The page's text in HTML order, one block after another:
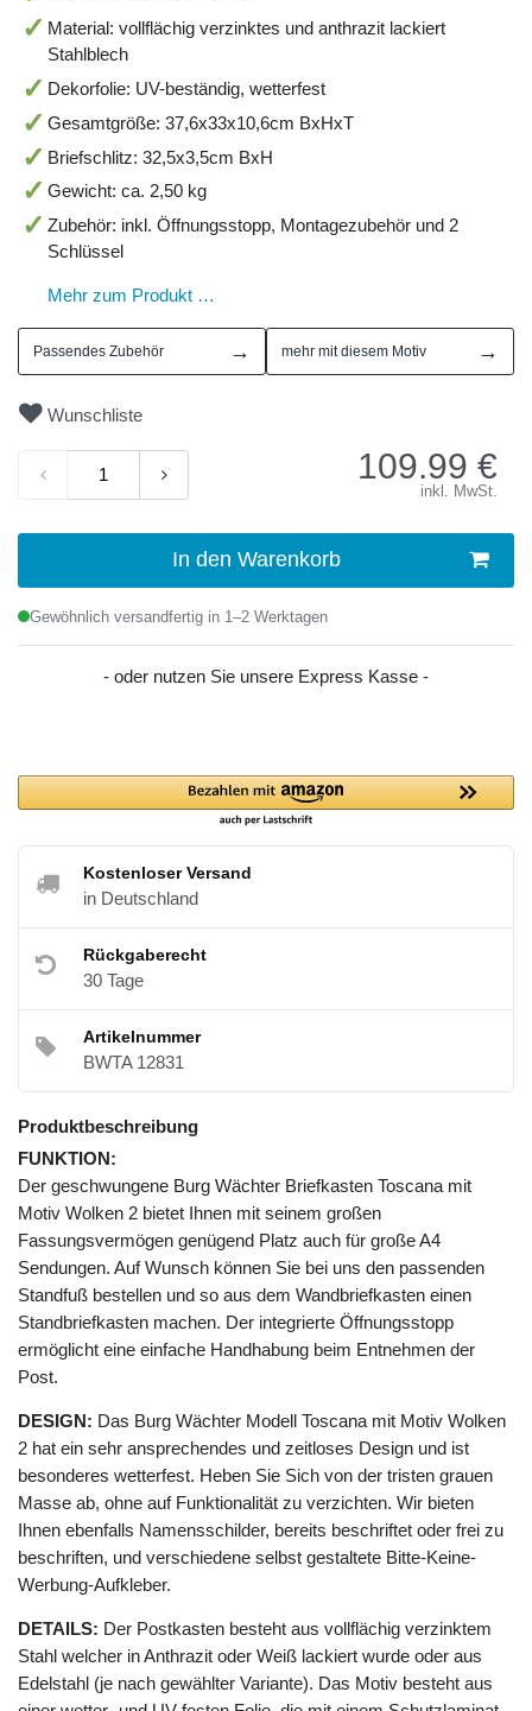
Material: vollflächig verzinktes und anthrazit lackiert
Stahlblech
Dekorfolie: UV-beständig, wetterfest
Gesamtgröße: 37,6x33x10,6cm BxHxT
Briefschlitz: 32,5x3,5cm BxH
Gewicht: ca. 2,50 kg
Zubehör: inkl. Öffnungsstopp, Montagezubehör und 2
Schlüssel
Mehr zum Produkt …
Passendes Zubehör → mehr mit diesem Motiv →
Wunschliste
109.99 €
inkl. MwSt.
In den Warenkorb
Gewöhnlich versandfertig in 1–2 Werktagen
- oder nutzen Sie unsere Express Kasse -
Kostenloser Versand
in Deutschland
Rückgaberecht
30 Tage
Artikelnummer
BWTA 12831
Produktbeschreibung
FUNKTION:
Der geschwungene Burg Wächter Briefkasten Toscana mit
Motiv Wolken 2 bietet Ihnen mit seinem großen
Fassungsvermögen genügend Platz auch für große A4
Sendungen. Auf Wunsch können Sie bei uns den passenden
Standfuß bestellen und so aus dem Wandbriefkasten einen
Standbriefkasten machen. Der integrierte Öffnungsstopp
ermöglicht eine einfache Handhabung beim Entnehmen der
Post.
DESIGN: Das Burg Wächter Modell Toscana mit Motiv Wolken
2 hat ein sehr ansprechendes und zeitloses Design und ist
besonderes wetterfest. Heben Sie Sich von der tristen grauen
Masse ab, ohne auf Funktionalität zu verzichten. Wir bieten
Ihnen ebenfalls Namensschilder, bereits beschriftet oder frei zu
beschriften, und verschiedene selbst gestaltete Bitte-Keine-
Werbung-Aufkleber.
DETAILS: Der Postkasten besteht aus vollflächig verzinktem
Stahl welcher in Anthrazit oder Weiß lackiert wurde oder aus
Edelstahl (je nach gewählter Variante). Das Motiv besteht aus